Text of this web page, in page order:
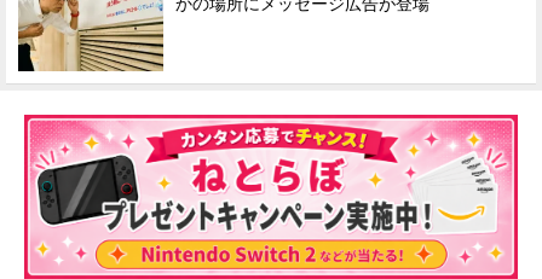
かの場所にメッセージ広告が登場